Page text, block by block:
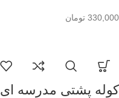
330,000 تومان
کوله پشتی مدرسه ای